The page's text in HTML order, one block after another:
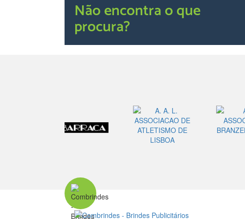
Não encontra o que
procura?